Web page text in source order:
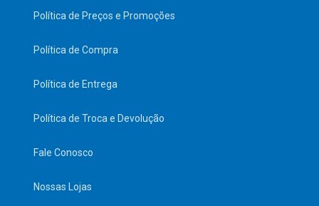
Política de Preços e Promoções
Política de Compra
Política de Entrega
Política de Troca e Devolução
Fale Conosco
Nossas Lojas